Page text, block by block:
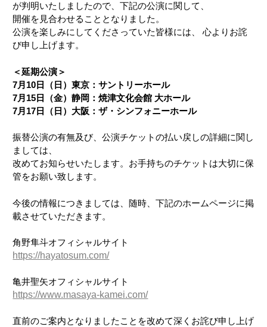
が判明いたしましたので、下記の公演に関して、
開催を見合わせることとなりました。
公演を楽しみにしてくださっていた皆様には、 心よりお詫
び申し上げます。
＜延期公演＞
7月10日（日）東京：サントリーホール
7月15日（金）静岡：焼津文化会館 大ホール
7月17日（日）大阪：ザ・シンフォニーホール
振替公演の有無及び、公演チケットの払い戻しの詳細に関し
ましては、
改めてお知らせいたします。お手持ちのチケットは大切に保
管をお願い致します。
今後の情報につきましては、随時、下記のホームページに掲
載させていただきます。
角野隼斗オフィシャルサイト
https://hayatosum.com/
亀井聖矢オフィシャルサイト
https://www.masaya-kamei.com/
直前のご案内となりましたことを改めて深くお詫び申し上げ